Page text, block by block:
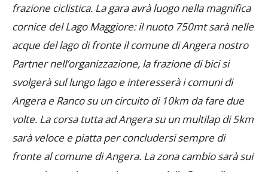
frazione ciclistica. La gara avrà luogo nella magnifica
cornice del Lago Maggiore: il nuoto 750mt sarà nelle
acque del lago di fronte il comune di Angera nostro
Partner nell’organizzazione, la frazione di bici si
svolgerà sul lungo lago e interesserà i comuni di
Angera e Ranco su un circuito di 10km da fare due
volte. La corsa tutta ad Angera su un multilap di 5km
sarà veloce e piatta per concludersi sempre di
fronte al comune di Angera. La zona cambio sarà sui